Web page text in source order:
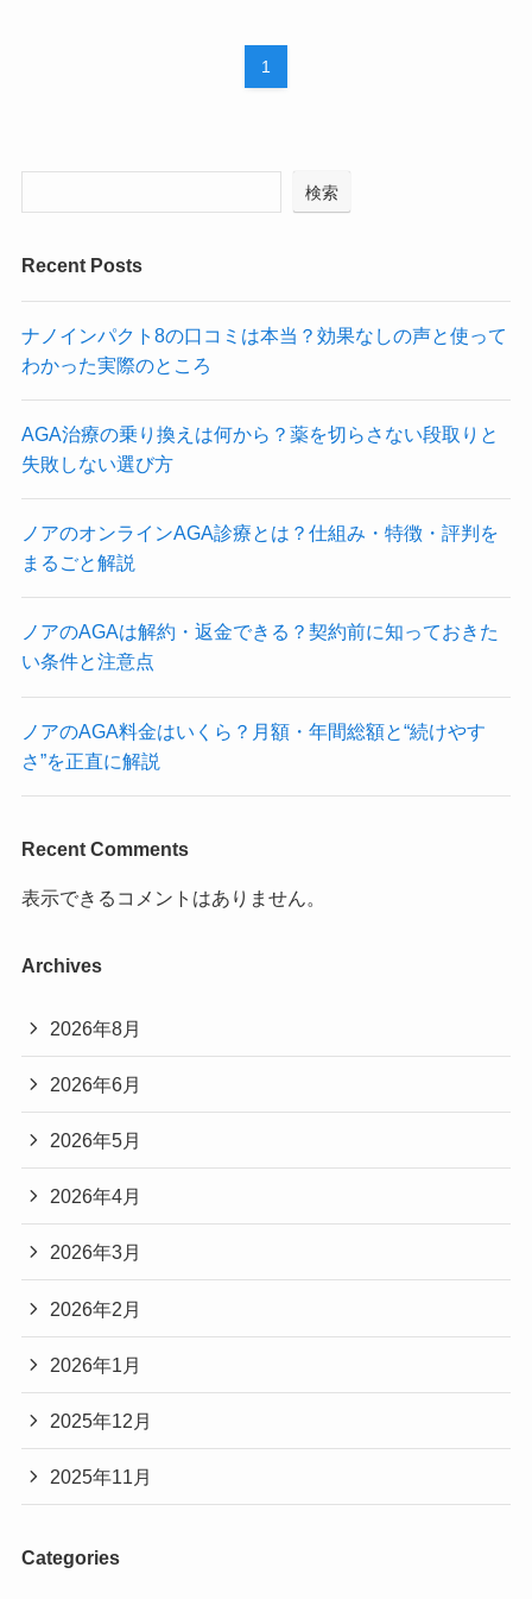
1
検索
Recent Posts
ナノインパクト8の口コミは本当？効果なしの声と使って
わかった実際のところ
AGA治療の乗り換えは何から？薬を切らさない段取りと
失敗しない選び方
ノアのオンラインAGA診療とは？仕組み・特徴・評判を
まるごと解説
ノアのAGAは解約・返金できる？契約前に知っておきた
い条件と注意点
ノアのAGA料金はいくら？月額・年間総額と“続けやす
さ”を正直に解説
Recent Comments
表示できるコメントはありません。
Archives
2026年8月
2026年6月
2026年5月
2026年4月
2026年3月
2026年2月
2026年1月
2025年12月
2025年11月
Categories